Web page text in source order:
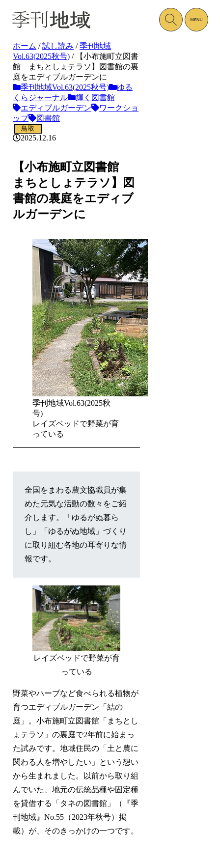
ホーム / 試し読み / 季刊地域
Vol.63(2025秋号) /【小布施町立図書
館 まちとしょテラソ】図書館の裏
庭をエディブルガーデンに
季刊地域Vol.63(2025秋号)
ゆる
くらジャーナル
輝く図書館
エディブルガーデン
ワークショ
ップ
図書館
鳥取
2025.12.16
【小布施町立図書館
まちとしょテラソ】図
書館の裏庭をエディブ
ルガーデンに
季刊地域Vol.63(2025秋
号)
レイズベッドで野菜が育
っている
全国をまわる農文協職員が集
めた元気な活動の数々をご紹
介します。「ゆるがぬ暮ら
し」「ゆるがぬ地域」づくり
に取り組む各地の耳寄りな情
報です。
レイズベッドで野菜が育
っている
野菜やハーブなど食べられる植物が
育つエディブルガーデン「結の
庭」。小布施町立図書館「まちとし
ょテラソ」の裏庭で2年前に始まっ
た試みです。地域住民の「土と農に
関わる人を増やしたい」という想い
から生まれました。以前から取り組
んでいた、地元の伝統品種や固定種
を貸借する「タネの図書館」（『季
刊地域』No.55（2023年秋号）掲
載）が、そのきっかけの一つです。